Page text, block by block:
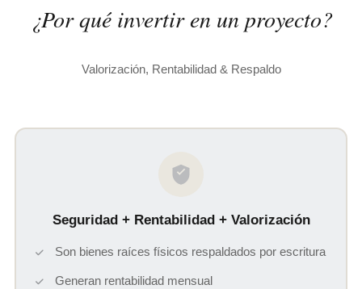
¿Por qué invertir en un proyecto?
Valorización, Rentabilidad & Respaldo
Seguridad + Rentabilidad + Valorización
Son bienes raíces físicos respaldados por escritura
Generan rentabilidad mensual